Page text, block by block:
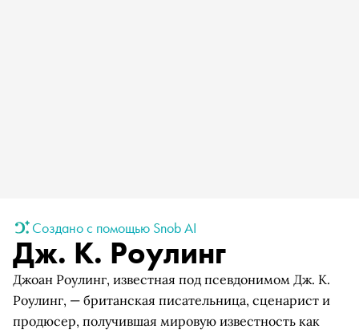
Создано с помощью Snob AI
Дж. К. Роулинг
Джоан Роулинг, известная под псевдонимом Дж. К.
Роулинг, — британская писательница, сценарист и
продюсер, получившая мировую известность как